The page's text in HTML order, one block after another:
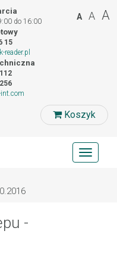
do 16:00
15
reader.pl
Koszyk
A A A
Toggle
-